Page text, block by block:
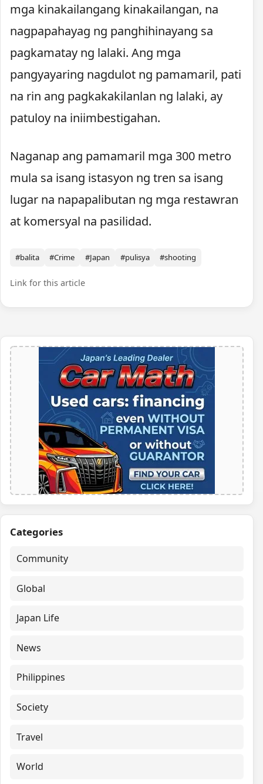
mga kinakailangang kinakailangan, na
nagpapahayag ng panghihinayang sa
pagkamatay ng lalaki. Ang mga
pangyayaring nagdulot ng pamamaril, pati
na rin ang pagkakakilanlan ng lalaki, ay
patuloy na iniimbestigahan.
Naganap ang pamamaril mga 300 metro
mula sa isang istasyon ng tren sa isang
lugar na napapalibutan ng mga restawran
at komersyal na pasilidad.
#balita #Crime #Japan #pulisya #shooting
Link for this article
Categories
Community
Global
Japan Life
News
Philippines
Society
Travel
World